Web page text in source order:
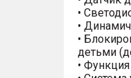
•
•
•
детьми
•